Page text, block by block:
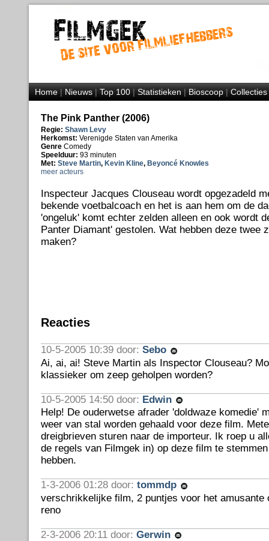
Home|Nieuws|Top 100|Statistieken|Bioscoop|Collecties
The Pink Panther (2006)
Regie: Shawn Levy
Herkomst: Verenigde Staten van Amerika
Genre Comedy
Speelduur: 93 minuten
Met: Steve Martin, Kevin Kline, Beyoncé Knowles
meer acteurs
Inspecteur Jacques Clouseau wordt opgezadeld
bekende voetbalcoach en het is aan hem om de
'ongeluk' komt echter zelden alleen en ook wordt
Panter Diamant' gestolen. Wat hebben deze twee
maken?
Reacties
10-5-2005 10:39 door: Sebo
Ai, ai, ai! Steve Martin als Inspector Clouseau?
klassieker om zeep geholpen worden?
10-5-2005 14:50 door: Edwin
Help! De ouderwetse afrader 'doldwaze komedie'
weer van stal worden gehaald voor deze film.
dreigbrieven sturen naar de importeur. Ik roep u
de regels van Filmgek in) op deze film te
hebben.
1-3-2006 01:28 door: tommdp
verschrikkelijke film, 2 puntjes voor het amusante
reno
2-3-2006 20:11 door: Gerwin